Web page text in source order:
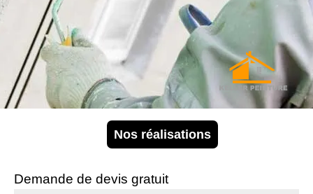
Nos réalisations
Demande de devis gratuit